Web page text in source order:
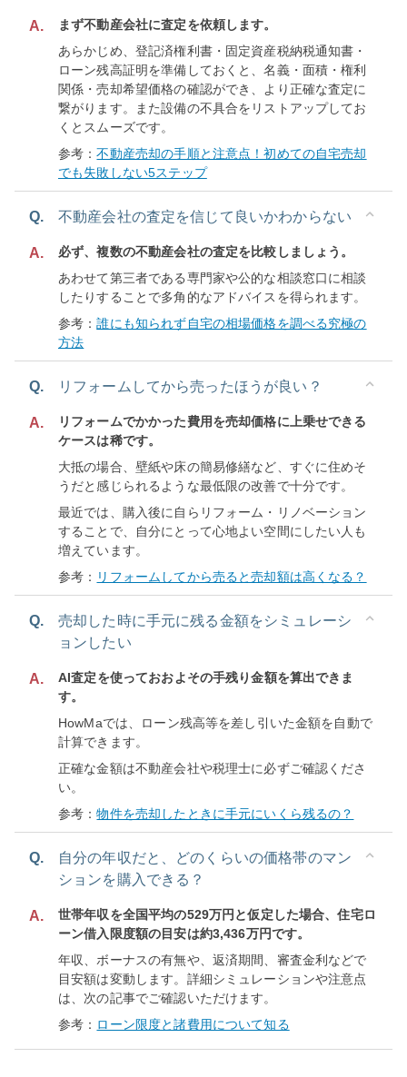
A.
まず不動産会社に査定を依頼します。
あらかじめ、登記済権利書・固定資産税納税通知書・
ローン残高証明を準備しておくと、名義・面積・権利
関係・売却希望価格の確認ができ、より正確な査定に
繋がります。また設備の不具合をリストアップしてお
くとスムーズです。
参考：不動産売却の手順と注意点！初めての自宅売却
でも失敗しない5ステップ
Q. 不動産会社の査定を信じて良いかわからない
A.
必ず、複数の不動産会社の査定を比較しましょう。
あわせて第三者である専門家や公的な相談窓口に相談
したりすることで多角的なアドバイスを得られます。
参考：誰にも知られず自宅の相場価格を調べる究極の
方法
Q. リフォームしてから売ったほうが良い？
A.
リフォームでかかった費用を売却価格に上乗せできる
ケースは稀です。
大抵の場合、壁紙や床の簡易修繕など、すぐに住めそ
うだと感じられるような最低限の改善で十分です。
最近では、購入後に自らリフォーム・リノベーション
することで、自分にとって心地よい空間にしたい人も
増えています。
参考： リフォームしてから売ると売却額は高くなる？
Q.
売却した時に手元に残る金額をシミュレーシ
ョンしたい
A.
AI査定を使っておおよその手残り金額を算出できま
す。
HowMaでは、ローン残高等を差し引いた金額を自動で
計算できます。
正確な金額は不動産会社や税理士に必ずご確認くださ
い。
参考：物件を売却したときに手元にいくら残るの？
Q.
自分の年収だと、どのくらいの価格帯のマン
ションを購入できる？
A.
世帯年収を全国平均の529万円と仮定した場合、住宅ロ
ーン借入限度額の目安は約3,436万円です。
年収、ボーナスの有無や、返済期間、審査金利などで
目安額は変動します。詳細シミュレーションや注意点
は、次の記事でご確認いただけます。
参考： ローン限度と諸費用について知る